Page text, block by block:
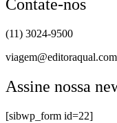
Contate-nos
(11) 3024-9500
Assine nossa
[sibwp_form id=22]